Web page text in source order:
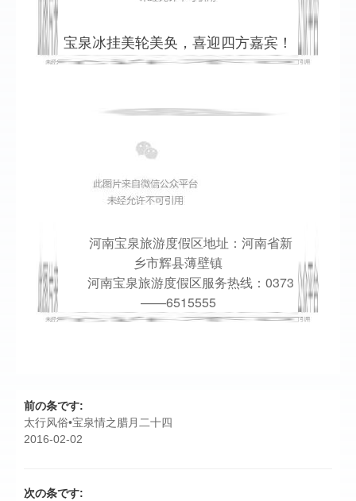
宝泉冰挂美轮美奂，喜迎四方嘉宾！
河南宝泉旅游度假区地址：河南省新
乡市辉县薄壁镇
河南宝泉旅游度假区服务热线：0373
——6515555
前の条です:
太行风俗•宝泉情之腊月二十四
2016-02-02
次の条です: